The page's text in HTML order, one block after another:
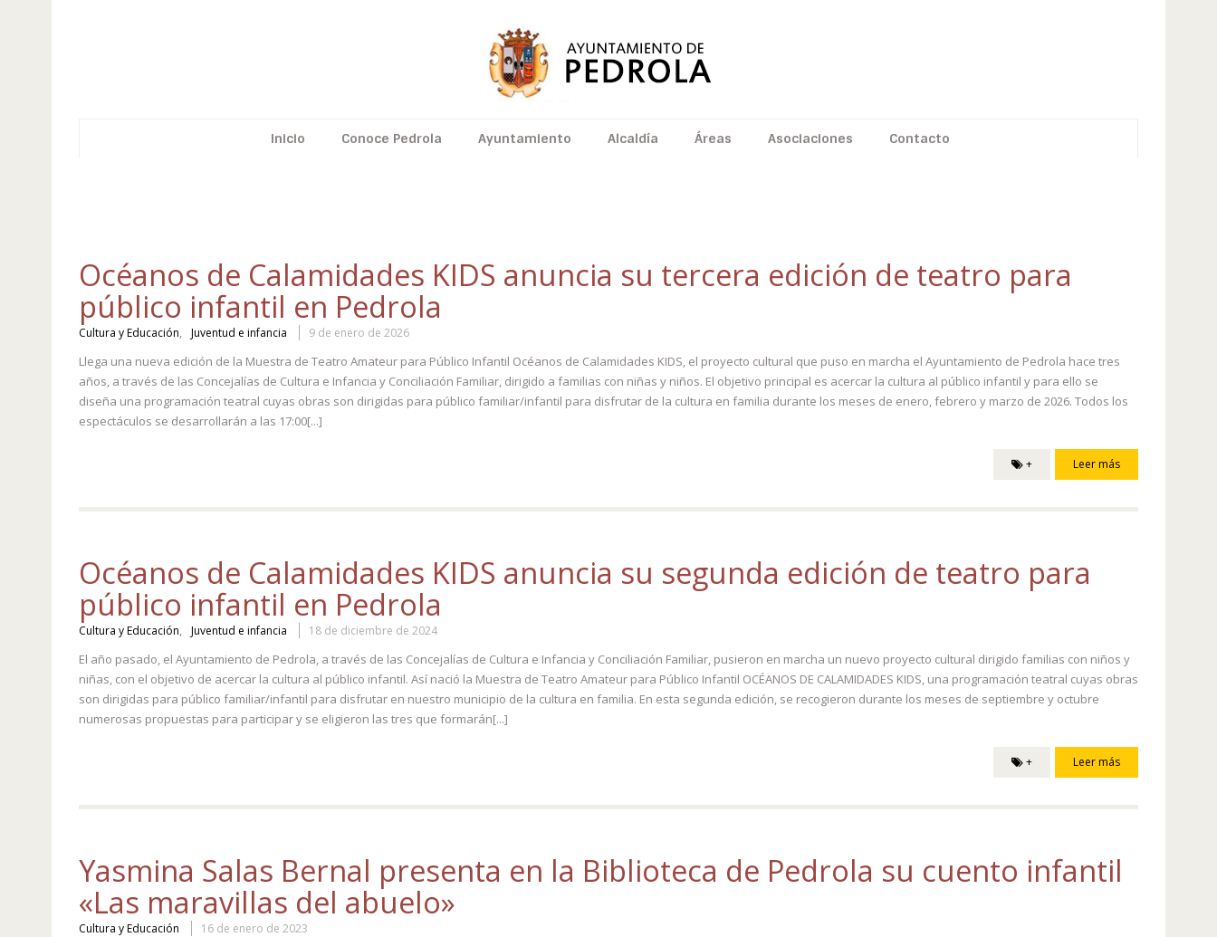
Inicio Conoce Pedrola Ayuntamiento Alcaldía Áreas Asociaciones Contacto
Océanos de Calamidades KIDS anuncia su tercera edición de teatro para
público infantil en Pedrola
Cultura y Educación, Juventud e infancia 9 de enero de 2026
Llega una nueva edición de la Muestra de Teatro Amateur para Público Infantil Océanos de Calamidades KIDS, el proyecto cultural que puso en marcha el Ayuntamiento de Pedrola hace tres
años, a través de las Concejalías de Cultura e Infancia y Conciliación Familiar, dirigido a familias con niñas y niños. El objetivo principal es acercar la cultura al público infantil y para ello se
diseña una programación teatral cuyas obras son dirigidas para público familiar/infantil para disfrutar de la cultura en familia durante los meses de enero, febrero y marzo de 2026. Todos los
espectáculos se desarrollarán a las 17:00[...]
Leer más
+
Océanos de Calamidades KIDS anuncia su segunda edición de teatro para
público infantil en Pedrola
Cultura y Educación, Juventud e infancia 18 de diciembre de 2024
El año pasado, el Ayuntamiento de Pedrola, a través de las Concejalías de Cultura e Infancia y Conciliación Familiar, pusieron en marcha un nuevo proyecto cultural dirigido familias con niños y
niñas, con el objetivo de acercar la cultura al público infantil. Así nació la Muestra de Teatro Amateur para Público Infantil OCÉANOS DE CALAMIDADES KIDS, una programación teatral cuyas obras
son dirigidas para público familiar/infantil para disfrutar en nuestro municipio de la cultura en familia. En esta segunda edición, se recogieron durante los meses de septiembre y octubre
numerosas propuestas para participar y se eligieron las tres que formarán[...]
Leer más
+
Yasmina Salas Bernal presenta en la Biblioteca de Pedrola su cuento infantil
«Las maravillas del abuelo»
Cultura y Educación 16 de enero de 2023